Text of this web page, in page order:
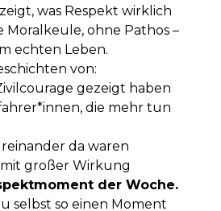
was Respekt wirklich
ohne Pathos –
echten Leben.
von:
gezeigt haben
die mehr tun
da waren
großer Wirkung
der Woche.
selbst so einen Moment